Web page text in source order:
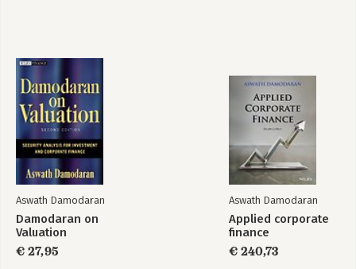
Aswath Damodaran
Damodaran on
Valuation
€ 27,95
Aswath Damodaran
Applied corporate
finance
€ 240,73